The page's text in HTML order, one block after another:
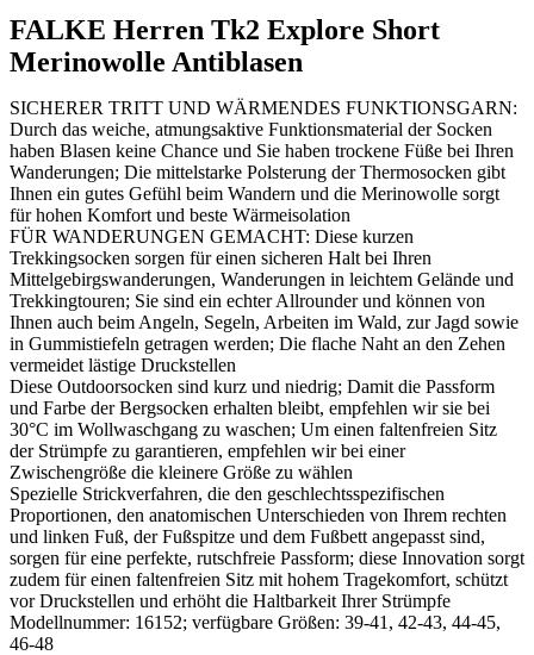
FALKE Herren Tk2 Explore Short
Merinowolle Antiblasen
SICHERER TRITT UND WÄRMENDES FUNKTIONSGARN:
Durch das weiche, atmungsaktive Funktionsmaterial der Socken
haben Blasen keine Chance und Sie haben trockene Füße bei Ihren
Wanderungen; Die mittelstarke Polsterung der Thermosocken gibt
Ihnen ein gutes Gefühl beim Wandern und die Merinowolle sorgt
für hohen Komfort und beste Wärmeisolation
FÜR WANDERUNGEN GEMACHT: Diese kurzen
Trekkingsocken sorgen für einen sicheren Halt bei Ihren
Mittelgebirgswanderungen, Wanderungen in leichtem Gelände und
Trekkingtouren; Sie sind ein echter Allrounder und können von
Ihnen auch beim Angeln, Segeln, Arbeiten im Wald, zur Jagd sowie
in Gummistiefeln getragen werden; Die flache Naht an den Zehen
vermeidet lästige Druckstellen
Diese Outdoorsocken sind kurz und niedrig; Damit die Passform
und Farbe der Bergsocken erhalten bleibt, empfehlen wir sie bei
30°C im Wollwaschgang zu waschen; Um einen faltenfreien Sitz
der Strümpfe zu garantieren, empfehlen wir bei einer
Zwischengröße die kleinere Größe zu wählen
Spezielle Strickverfahren, die den geschlechtsspezifischen
Proportionen, den anatomischen Unterschieden von Ihrem rechten
und linken Fuß, der Fußspitze und dem Fußbett angepasst sind,
sorgen für eine perfekte, rutschfreie Passform; diese Innovation sorgt
zudem für einen faltenfreien Sitz mit hohem Tragekomfort, schützt
vor Druckstellen und erhöht die Haltbarkeit Ihrer Strümpfe
Modellnummer: 16152; verfügbare Größen: 39-41, 42-43, 44-45,
46-48